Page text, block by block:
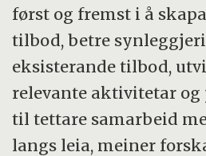
først og fremst i å
tilbod, betre
eksisterande tilbod,
relevante aktivitetar
til tettare samarbeid
langs leia, meiner